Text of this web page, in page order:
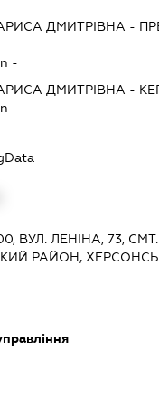
ДМИТРІВНА -
-
ДМИТРІВНА -
-
ВУЛ. ЛЕНІНА, 73,
РАЙОН,